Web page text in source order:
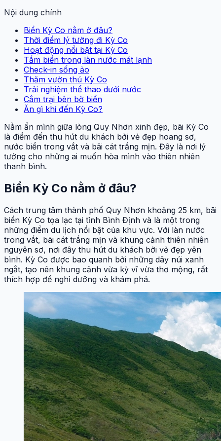
Nội dung chính
Biển Kỳ Co nằm ở đâu?
Thời điểm lý tưởng đi Kỳ Co
Hoạt động nổi bật tại Kỳ Co
Tắm biển trong làn nước mát lạnh
Check-in sống ảo
Thăm vườn thú Kỳ Co
Trải nghiệm thể thao dưới nước
Cắm trại bên bờ biển
Ăn gì khi đến Kỳ Co?
Nằm ẩn mình giữa lòng Quy Nhơn xinh đẹp, bãi Kỳ Co
là điểm đến thu hút du khách bởi vẻ đẹp hoang sơ,
nước biển trong vắt và bãi cát trắng mịn. Đây là nơi lý
tưởng cho những ai muốn hòa mình vào thiên nhiên
thanh bình.
Biển Kỳ Co nằm ở đâu?
Cách trung tâm thành phố Quy Nhơn khoảng 25 km, bãi
biển Kỳ Co tọa lạc tại tỉnh Bình Định và là một trong
những điểm du lịch nổi bật của khu vực. Với làn nước
trong vắt, bãi cát trắng mịn và khung cảnh thiên nhiên
nguyên sơ, nơi đây thu hút du khách bởi vẻ đẹp yên
bình. Kỳ Co được bao quanh bởi những dãy núi xanh
ngắt, tạo nên khung cảnh vừa kỳ vĩ vừa thơ mộng, rất
thích hợp để nghỉ dưỡng và khám phá.